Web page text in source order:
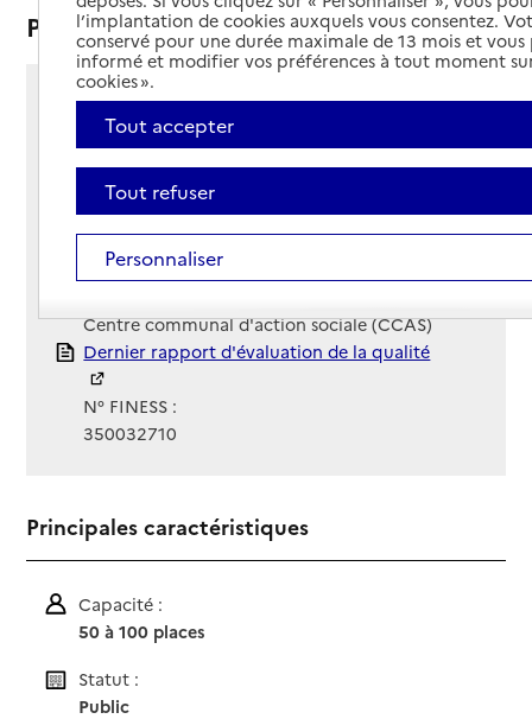
Présentation
1 rue du Pré de Bris
35000 - Rennes
Téléphone :
02 99 59 35 47
Contact
Contact
Site Internet
Site internet non renseigné
Centre communal d'action sociale (CCAS)
Rapport HAS
Dernier rapport d'évaluation de la qualité
N° FINESS :
350032710
Principales caractéristiques
Capacité :
50 à 100 places
Statut :
Public
l’implantation de cookies auxquels vous consentez.
conservé pour une durée maximale de 13 mois et
informé et modifier vos préférences à tout moment
cookies ».
Tout accepter
Tout refuser
Personnaliser